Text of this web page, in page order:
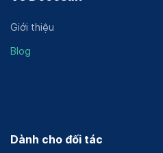
Giới thiệu
Blog
Dành cho đối tác